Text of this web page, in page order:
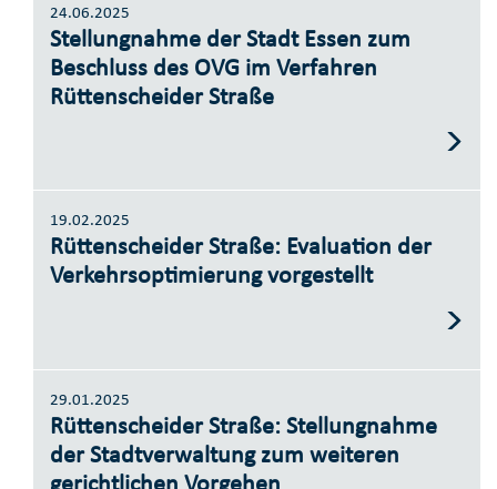
24.06.2025
Stellungnahme der Stadt Essen zum
Beschluss des OVG im Verfahren
Rüttenscheider Straße
19.02.2025
Rüttenscheider Straße: Evaluation der
Verkehrsoptimierung vorgestellt
29.01.2025
Rüttenscheider Straße: Stellungnahme
der Stadtverwaltung zum weiteren
gerichtlichen Vorgehen